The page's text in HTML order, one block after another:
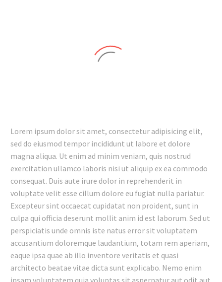
Lorem ipsum dolor sit amet, consectetur adipisicing elit,
sed do eiusmod tempor incididunt ut labore et dolore
magna aliqua. Ut enim ad minim veniam, quis nostrud
exercitation ullamco laboris nisi ut aliquip ex ea commodo
consequat. Duis aute irure dolor in reprehenderit in
voluptate velit esse cillum dolore eu fugiat nulla pariatur.
Excepteur sint occaecat cupidatat non proident, sunt in
culpa qui officia deserunt mollit anim id est laborum. Sed ut
perspiciatis unde omnis iste natus error sit voluptatem
accusantium doloremque laudantium, totam rem aperiam,
eaque ipsa quae ab illo inventore veritatis et quasi
architecto beatae vitae dicta sunt explicabo. Nemo enim
ipsam voluptatem quia voluptas sit aspernatur aut odit aut